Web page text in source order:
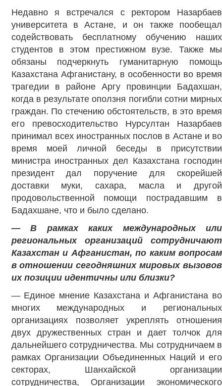
Недавно я встречался с ректором Назарбаев
университета в Астане, и он также пообещал
содействовать бесплатному обучению наших
студентов в этом престижном вузе. Также мы
обязаны подчеркнуть гуманитарную помощь
Казахстана Афганистану, в особенности во время
трагедии в районе Аргу провинции Бадахшан,
когда в результате оползня погибли сотни мирных
граждан. По стечению обстоятельств, в это время
его превосходительство Нурсултан Назарбаев
принимал всех иностранных послов в Астане и во
время моей личной беседы в присутствии
министра иностранных дел Казахстана господин
президент дал поручение для скорейшей
доставки муки, сахара, масла и другой
продовольственной помощи пострадавшим в
Бадахшане, что и было сделано.
— В рамках каких международных или
региональных организаций сотрудничают
Казахстан и Афганистан, по каким вопросам
в отношении сегодняшних мировых вызовов
их позиции идентичны или близки?
— Единое мнение Казахстана и Афганистана во
многих международных и региональных
организациях позволяет укреплять отношения
двух дружественных стран и дает толчок для
дальнейшего сотрудничества. Мы сотрудничаем в
рамках Организации Объединенных Наций и его
секторах, Шанхайской организации
сотрудничества, Организации экономического